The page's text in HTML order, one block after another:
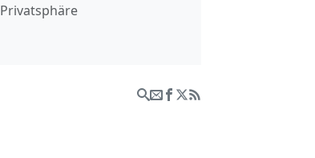
Privatsphäre